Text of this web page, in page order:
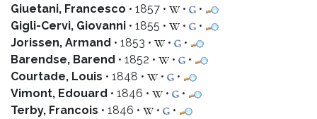
Giuetani, Francesco • 1857 • •
•
Gigli-Cervi, Giovanni • 1855 • •
•
Jorissen, Armand • 1853 • •
•
Barendse, Barend • 1852 • •
•
Courtade, Louis • 1848 • •
•
Vimont, Edouard • 1846 • •
•
Terby, Francois • 1846 • •
•